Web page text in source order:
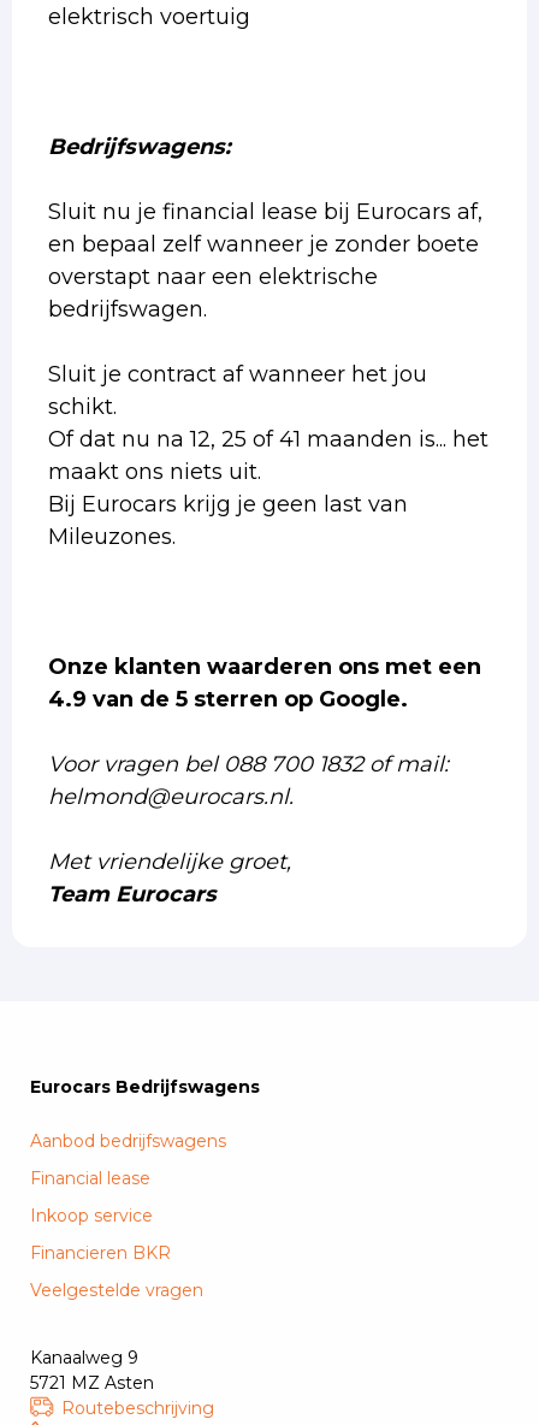
elektrisch voertuig
Bedrijfswagens:
Sluit nu je financial lease bij Eurocars af,
en bepaal zelf wanneer je zonder boete
overstapt naar een elektrische
bedrijfswagen.
Sluit je contract af wanneer het jou
schikt.
Of dat nu na 12, 25 of 41 maanden is... het
maakt ons niets uit.
Bij Eurocars krijg je geen last van
Mileuzones.
Onze klanten waarderen ons met een
4.9 van de 5 sterren op Google.
Voor vragen bel 088 700 1832 of mail:
helmond@eurocars.nl.
Met vriendelijke groet,
Team Eurocars
Eurocars Bedrijfswagens
Aanbod bedrijfswagens
Financial lease
Inkoop service
Financieren BKR
Veelgestelde vragen
Kanaalweg 9
5721 MZ Asten
Routebeschrijving